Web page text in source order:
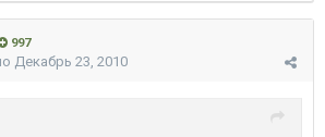
997
Декабрь 23, 2010